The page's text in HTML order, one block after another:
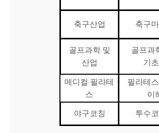
축구산업 축구
골프과학 및
산업
골프과
기
메디컬 필라테
스
필라테
이
야구코칭 투수